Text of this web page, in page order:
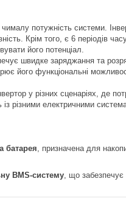
потужність системи.
Крім того, є 6 періодів
його потенціал.
швидке заряджання та
його функціональні
у різних сценаріях, де
із різними електричними
батарея , призначена для
BMS-систему , що забезпечує